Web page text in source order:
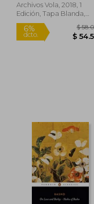
Archivos Vola, 2018, 1
Edición, Tapa Blanda,
Nuevo